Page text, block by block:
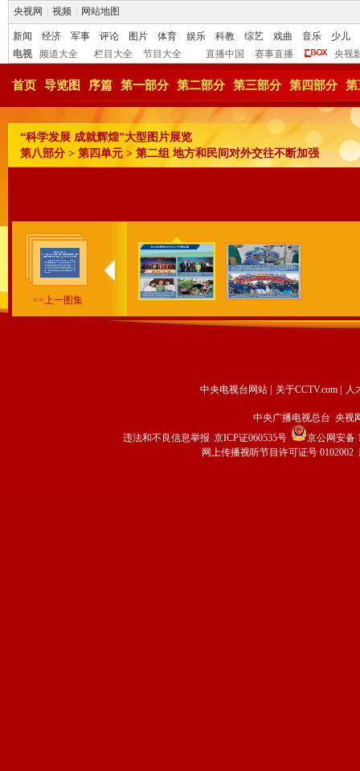
央视网 视频 网站地图
新闻 经济 军事 评论 图片 体育 娱乐 科教 综艺 戏曲 音乐
少儿
电视
频道大全 栏目大全 节目大全 直播中国 赛事直播 央视
首页 导览图 序篇 第一部分 第二部分 第三部分 第四部分 第
“科学发展 成就辉煌”大型图片展览
第八部分 > 第四单元 > 第二组 地方和民间对外交往不断加强
<<上一图集
中央电视台网站 关于CCTV.com 人
中央广播电视总台 央视
违法和不良信息举报 京ICP证060535号
京公网安备
网上传播视听节目许可证号 0102002